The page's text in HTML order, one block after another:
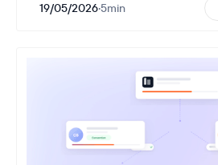
19/05/2026·5min